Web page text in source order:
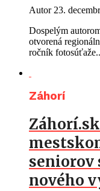
Autor 23.
Dospelým
otvorená
ročník
Záhorí
seniorov
nového